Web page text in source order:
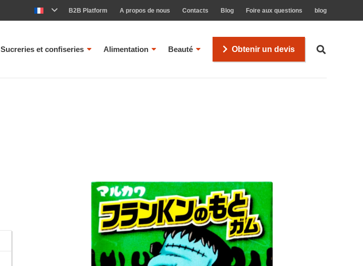
B2B Platform A propos de nous Contacts Blog Foire aux questions blog
Sucreries et confiseries Alimentation Beauté Obtenir un devis